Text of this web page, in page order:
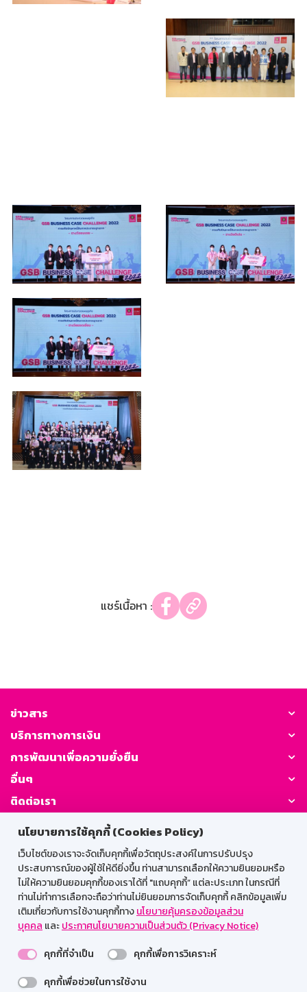
นโยบายการใช้คุกกี้ (Cookies Policy)
เว็บไซต์ของเราจะจัดเก็บคุกกี้เพื่อวัตถุประสงค์ในการปรับปรุง
ประสบการณ์ของผู้ใช้ให้ดียิ่งขึ้น ท่านสามารถเลือกให้ความยินยอมหรือ
ไม่ให้ความยินยอมคุกกี้ของเราได้ที่ "แถบคุกกี้” แต่ละประเภท ในกรณีที่
ท่านไม่ทำการเลือกจะถือว่าท่านไม่ยินยอมการจัดเก็บคุกกี้ คลิกข้อมูลเพิ่ม
เติมเกี่ยวกับการใช้งานคุกกี้ทางนโยบายคุ้มครองข้อมูลส่วน
บุคคล และประกาศนโยบายความเป็นส่วนตัว (Privacy Notice)
คุกกี้ที่จำเป็น
คุกกี้เพื่อการวิเคราะห์
คุกกี้เพื่อช่วยในการใช้งาน
แชร์เนื้อหา :
ข่าวสาร
บริการทางการเงิน
การพัฒนาเพื่อความยั่งยืน
อื่นๆ
ติดต่อเรา
GSB Society:
สำหรับพนักงาน
Web HR
GSB Wisdom
M-Search
เข้าสู่ระบบเน็ตเมล